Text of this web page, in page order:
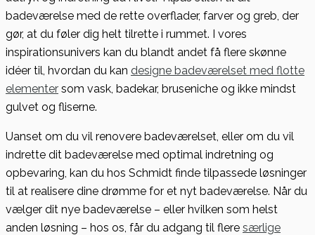
badeværelse med de rette overflader, farver og greb, der
gør, at du føler dig helt tilrette i rummet. I vores
inspirationsunivers kan du blandt andet få flere skønne
idéer til, hvordan du kan designe badeværelset med flotte
elementer som vask, badekar, bruseniche og ikke mindst
gulvet og fliserne.
Uanset om du vil renovere badeværelset, eller om du vil
indrette dit badeværelse med optimal indretning og
opbevaring, kan du hos Schmidt finde tilpassede løsninger
til at realisere dine drømme for et nyt badeværelse. Når du
vælger dit nye badeværelse – eller hvilken som helst
anden løsning – hos os, får du adgang til flere særlige